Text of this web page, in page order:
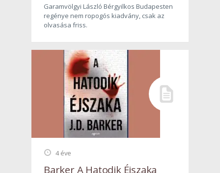
Garamvölgyi László Bérgyilkos Budapesten
regénye nem ropogós kiadvány, csak az
olvasása friss.
4 éve
Barker A Hatodik Éjszaka